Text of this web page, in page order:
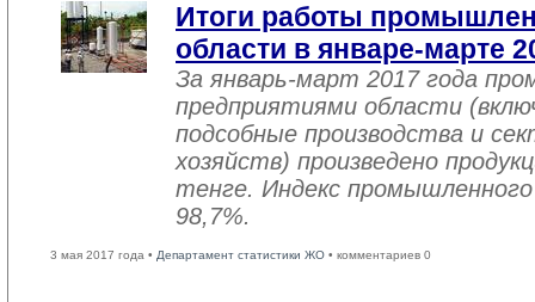
Итоги работы
области в январе-марте
За январь-март 2017 года
предприятиями области
подсобные производства и
хозяйств) произведено
тенге. Индекс
98,7%.
3 мая 2017 года • Департамент статистики ЖО • комментариев 0